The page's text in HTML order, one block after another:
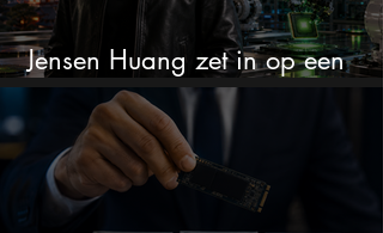
Jensen Huang zet in op een
aandeel dat bijna niemand kent